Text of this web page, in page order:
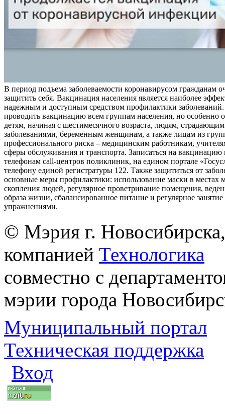
В период подъема заболеваемости коронавирусом гражданам
защитить себя. Вакцинация населения является наиболее
надежным и доступным средством профилактики заболеваний.
проводить вакцинацию всем группам населения, но особенно
детям, начиная с шестимесячного возраста, людям,
заболеваниями, беременным женщинам, а также лицам из
профессионального риска – медицинским работникам,
сферы обслуживания и транспорта. Записаться на
телефонам call-центров поликлиник, на едином портале
телефону единой регистратуры 122. Также защититься от
основные меры профилактики: использование маски в местах
скопления людей, регулярное проветривание помещения,
образа жизни, сбалансированное питание и регулярное
упражнениями.
© Мэрия г.
компанией Технологика
совместно с
мэрии города
Муниципальный портал
Техническая поддержка
Вход